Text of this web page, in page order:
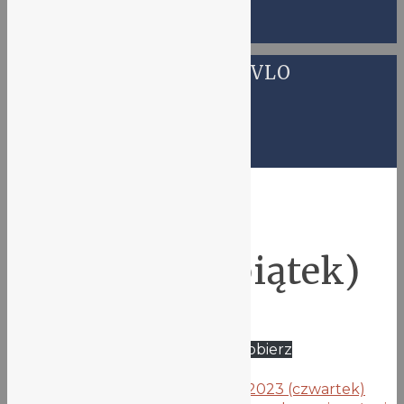
OGŁOSZENIA VLO
08.09.2023 (piątek)
Pobierz
Zastępstwa 07.09.2023 (czwartek)